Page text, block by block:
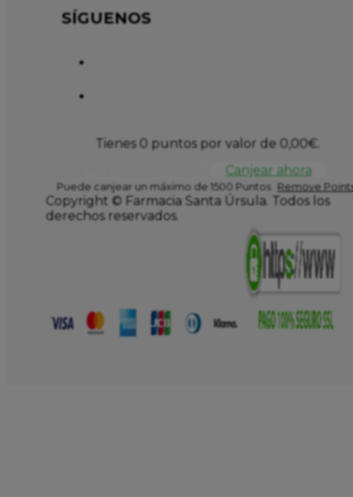
SÍGUENOS
Tienes 0 puntos por valor de 0,00€.
Canjear ahora
Puede canjear un máximo de 1500 Puntos Remove
Copyright © Farmacia Santa Úrsula. Todos los
derechos reservados.